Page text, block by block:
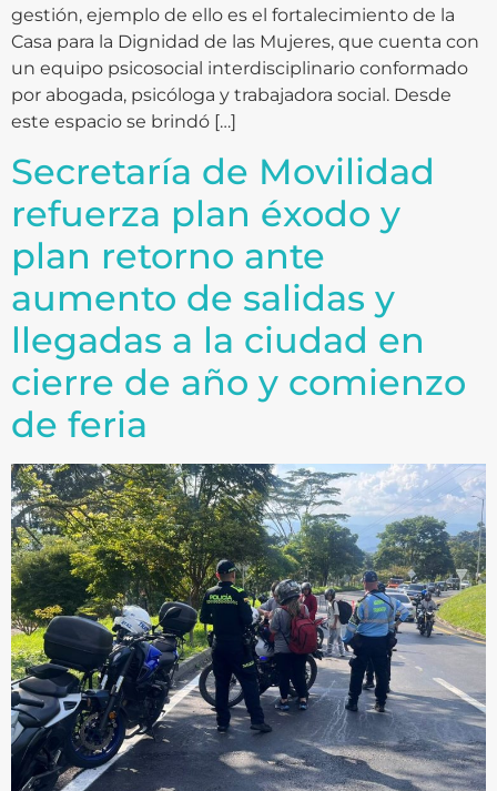
gestión, ejemplo de ello es el fortalecimiento de la
Casa para la Dignidad de las Mujeres, que cuenta con
un equipo psicosocial interdisciplinario conformado
por abogada, psicóloga y trabajadora social. Desde
este espacio se brindó […]
Secretaría de Movilidad
refuerza plan éxodo y
plan retorno ante
aumento de salidas y
llegadas a la ciudad en
cierre de año y comienzo
de feria